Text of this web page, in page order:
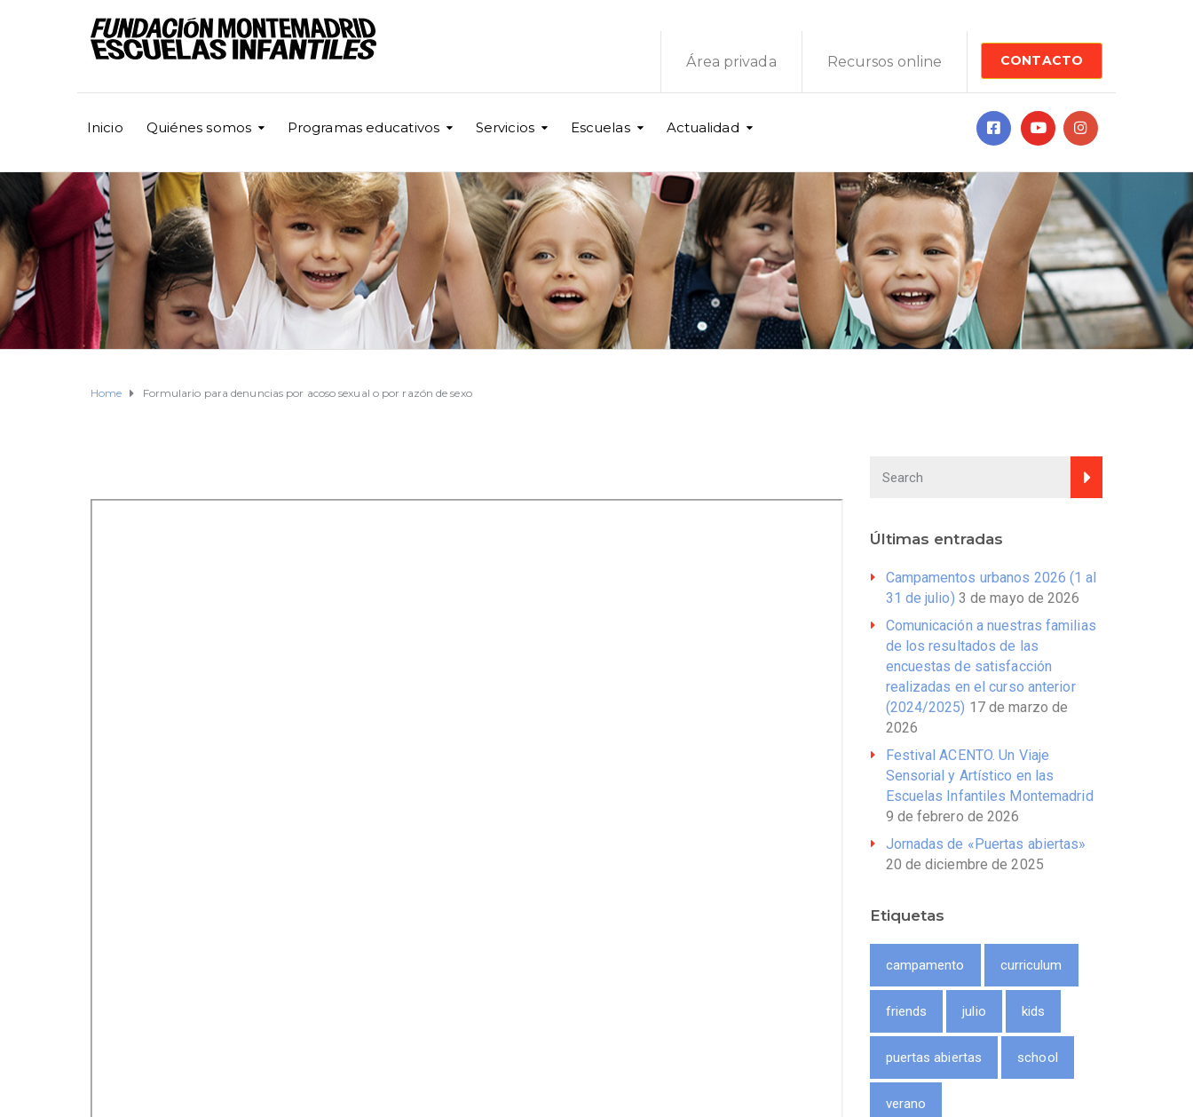
CONTACTO
Área privada Recursos online
Inicio Quiénes somos Programas educativos Servicios Escuelas Actualidad
Home Formulario para denuncias por acoso sexual o por razón de sexo
Últimas entradas
Campamentos urbanos 2026 (1 al
31 de julio) 3 de mayo de 2026
Comunicación a nuestras familias
de los resultados de las
encuestas de satisfacción
realizadas en el curso anterior
(2024/2025) 17 de marzo de
2026
Festival ACENTO. Un Viaje
Sensorial y Artístico en las
Escuelas Infantiles Montemadrid
9 de febrero de 2026
Jornadas de «Puertas abiertas»
20 de diciembre de 2025
Etiquetas
campamento curriculum
friends julio kids
puertas abiertas school
verano